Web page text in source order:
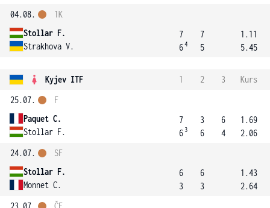
04.08.
Stollar F.
Strakhova V.
1K
7
64
7
5
1.11
5.45
Kyjev ITF 1 2 3
Kurs
25.07.
Paquet C.
Stollar F.
F
7
6 3
3
6
6
4
1.69
2.06
24.07.
Stollar F.
Monnet C.
SF
6
3
6
3
1.43
2.64
23.07.
ČF